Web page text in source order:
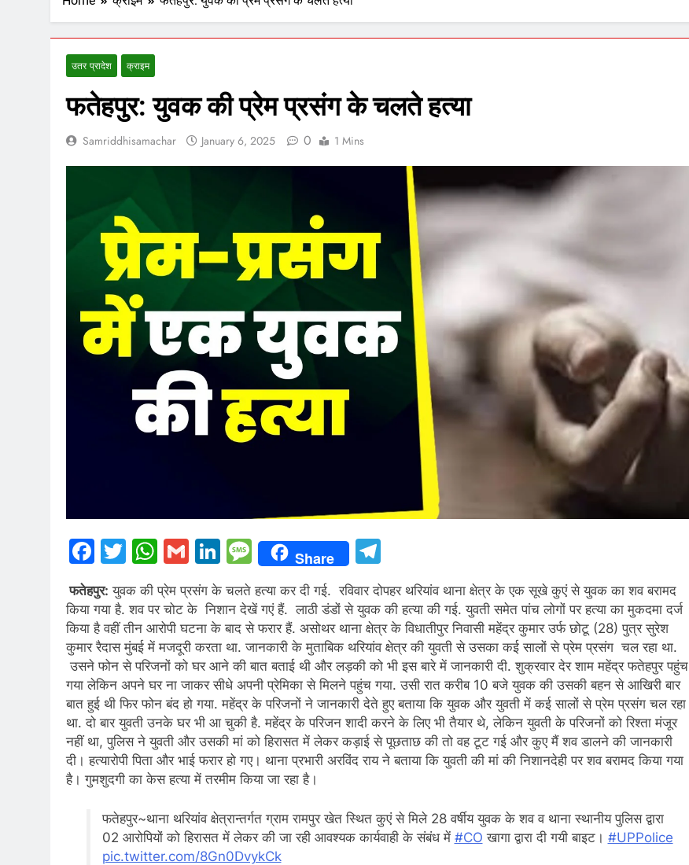
उतर प्रादेश क्राइम
फतेहपुर: युवक की प्रेम प्रसंग के चलते हत्या
Samriddhisamachar January 6, 2025 0 1 Mins
Facebook
Twitter
WhatsApp
GmailLinkedIn
Message
Share
फतेहपुर: युवक की प्रेम प्रसंग के चलते हत्या कर दी गई. रविवार दोपहर थरियांव थाना क्षेत्र के एक सूखे कुएं से युवक का शव बरामद
किया गया है. शव पर चोट के निशान देखें गएं हैं. लाठी डंडों से युवक की हत्या की गई. युवती समेत पांच लोगों पर हत्या का मुकदमा दर्ज
किया है वहीं तीन आरोपी घटना के बाद से फरार हैं. असोथर थाना क्षेत्र के विधातीपुर निवासी महेंद्र कुमार उर्फ छोटू (28) पुत्र सुरेश
कुमार रैदास मुंबई में मजदूरी करता था. जानकारी के मुताबिक थरियांव क्षेत्र की युवती से उसका कई सालों से प्रेम प्रसंग चल रहा था.
उसने फोन से परिजनों को घर आने की बात बताई थी और लड़की को भी इस बारे में जानकारी दी. शुक्रवार देर शाम महेंद्र फतेहपुर पहुंच
गया लेकिन अपने घर ना जाकर सीधे अपनी प्रेमिका से मिलने पहुंच गया. उसी रात करीब 10 बजे युवक की उसकी बहन से आखिरी बार
बात हुई थी फिर फोन बंद हो गया. महेंद्र के परिजनों ने जानकारी देते हुए बताया कि युवक और युवती में कई सालों से प्रेम प्रसंग चल रहा
था. दो बार युवती उनके घर भी आ चुकी है. महेंद्र के परिजन शादी करने के लिए भी तैयार थे, लेकिन युवती के परिजनों को रिश्ता मंजूर
नहीं था, पुलिस ने युवती और उसकी मां को हिरासत में लेकर कड़ाई से पूछताछ की तो वह टूट गई और कुए मैं शव डालने की जानकारी
दी। हत्यारोपी पिता और भाई फरार हो गए। थाना प्रभारी अरविंद राय ने बताया कि युवती की मां की निशानदेही पर शव बरामद किया गया
है। गुमशुदगी का केस हत्या में तरमीम किया जा रहा है।
फतेहपुर~थाना थरियांव क्षेत्रान्तर्गत ग्राम रामपुर खेत स्थित कुएं से मिले 28 वर्षीय युवक के शव व थाना स्थानीय पुलिस द्वारा
02 आरोपियों को हिरासत में लेकर की जा रही आवश्यक कार्यवाही के संबंध में #CO खागा द्वारा दी गयी बाइट। #UPPolice
pic.twitter.com/8Gn0DvykCk